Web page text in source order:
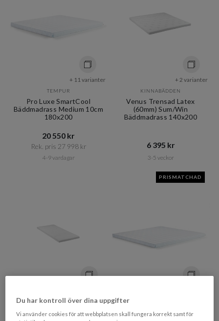
+ 11 varianter
TEMPUR
Pro Luxe SmartCool
Bäddmadrass Medium 10cm
180x200
20 550 kr​​
Rek. pris 27 998 kr​​
4-9 vardagar
+ 2 varianter
KINNABÄDDEN
Venus Trensad Latex
(60mm) Sum/Win
Bäddmadrass 140x200
6 395 kr​​
3-5 veckor
KINNABÄDDEN
Jupiter/Dream Quiltad Latex
PRISMATCHAD
Pro Plus SmartCool
Du har kontroll över dina uppgifter
Vi använder cookies för att webbplatsen skall fungera korrekt samt för